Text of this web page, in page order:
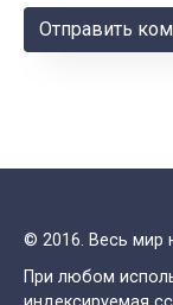
© 2016. Весь мир
При любом